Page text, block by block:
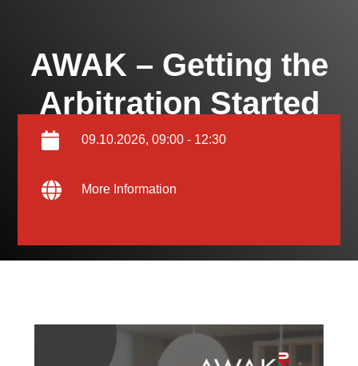
AWAK – Getting the
Arbitration Started
09.10.2026, 09:00 - 12:30
More Information